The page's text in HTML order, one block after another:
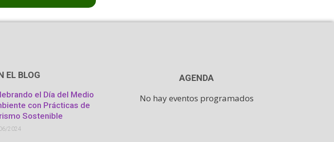
EL BLOG
el Día del Medio
con Prácticas de
Sostenible
2024
AGENDA
No hay eventos programados